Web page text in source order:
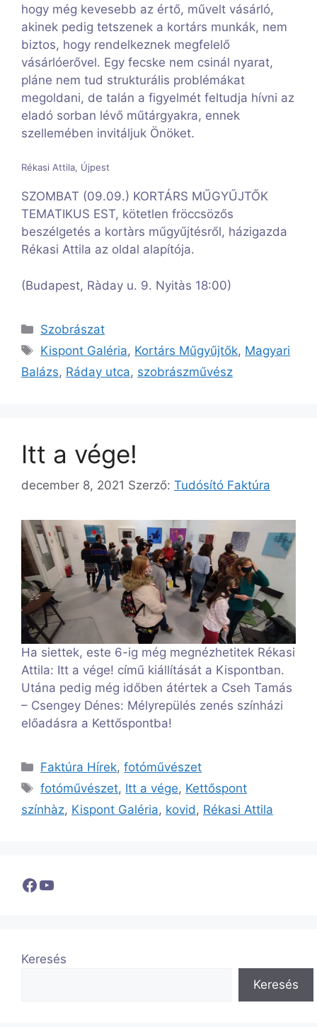
hogy még kevesebb az értő, művelt vásárló,
akinek pedig tetszenek a kortárs munkák, nem
biztos, hogy rendelkeznek megfelelő
vásárlóerővel. Egy fecske nem csinál nyarat,
pláne nem tud strukturális problémákat
megoldani, de talán a figyelmét feltudja hívni az
eladó sorban lévő műtárgyakra, ennek
szellemében invitáljuk Önöket.
Rékasi Attila, Újpest
SZOMBAT (09.09.) KORTÁRS MŰGYŰJTŐK
TEMATIKUS EST, kötetlen fröccsözős
beszélgetés a kortàrs műgyűjtésről, házigazda
Rékasi Attila az oldal alapítója.
(Budapest, Ràday u. 9. Nyitàs 18:00)
Kategória
Szobrászat
Címkék
Kispont Galéria, Kortárs Műgyűjtők, Magyari
Balázs, Ráday utca, szobrászművész
Itt a vége!
december 8, 2021 Szerző: Tudósító Faktúra
Ha siettek, este 6-ig még megnézhetitek Rékasi
Attila: Itt a vége! című kiállítását a Kispontban.
Utána pedig még időben átértek a Cseh Tamás
– Csengey Dénes: Mélyrepülés zenés színházi
előadásra a Kettőspontba!
Kategória
Faktúra Hírek,fotóművészet
Címkék
fotóművészet, Itt a vége, Kettőspont
színhàz, Kispont Galéria, kovid, Rékasi Attila
Facebook
YouTube
Keresés
Keresés